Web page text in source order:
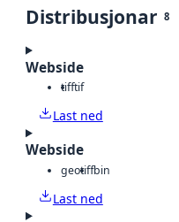
Distribusjonar 8
Webside
tifftif
Last ned
Webside
geotiffbin
Last ned